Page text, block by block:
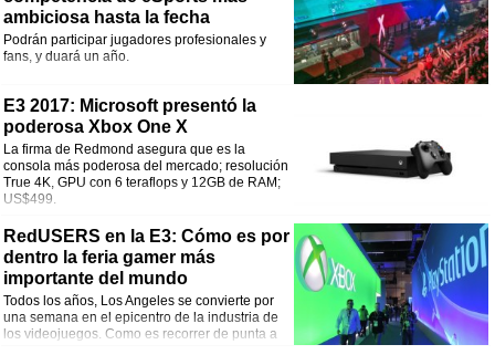
ambiciosa hasta la fecha
Podrán participar jugadores profesionales y
fans, y duará un año.
E3 2017: Microsoft presentó la
poderosa Xbox One X
La firma de Redmond asegura que es la
consola más poderosa del mercado; resolución
True 4K, GPU con 6 teraflops y 12GB de RAM;
US$499.
RedUSERS en la E3: Cómo es por
dentro la feria gamer más
importante del mundo
Todos los años, Los Angeles se convierte por
una semana en el epicentro de la industria de
los videojuegos. Como es recorrer de punta a